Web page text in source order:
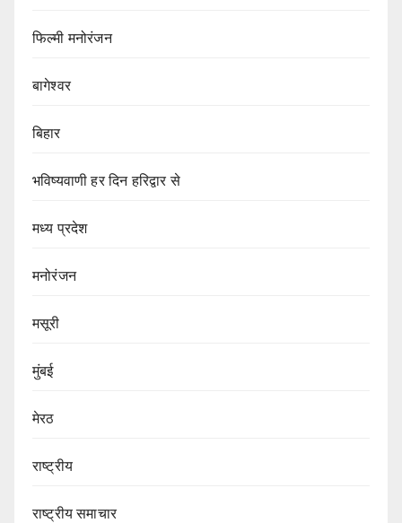
फिल्मी मनोरंजन
बागेश्वर
बिहार
भविष्यवाणी हर दिन हरिद्वार से
मध्य प्रदेश
मनोरंजन
मसूरी
मुंबई
मेरठ
राष्ट्रीय
राष्ट्रीय समाचार